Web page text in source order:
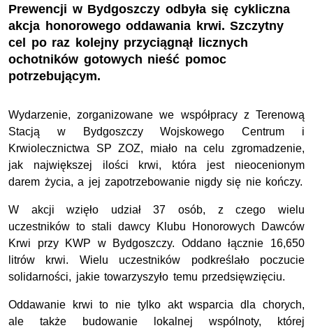
Prewencji w Bydgoszczy odbyła się cykliczna
akcja honorowego oddawania krwi. Szczytny
cel po raz kolejny przyciągnął licznych
ochotników gotowych nieść pomoc
potrzebującym.
Wydarzenie, zorganizowane we współpracy z Terenową
Stacją w Bydgoszczy Wojskowego Centrum i
Krwiolecznictwa SP ZOZ, miało na celu zgromadzenie,
jak największej ilości krwi, która jest nieocenionym
darem życia, a jej zapotrzebowanie nigdy się nie kończy.
W akcji wzięło udział 37 osób, z czego wielu
uczestników to stali dawcy Klubu Honorowych Dawców
Krwi przy KWP w Bydgoszczy. Oddano łącznie 16,650
litrów krwi. Wielu uczestników podkreślało poczucie
solidarności, jakie towarzyszyło temu przedsięwzięciu.
Oddawanie krwi to nie tylko akt wsparcia dla chorych,
ale także budowanie lokalnej wspólnoty, której